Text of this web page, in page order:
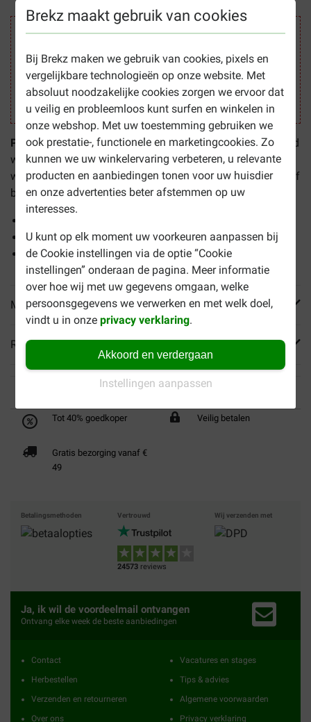
Brekz maakt gebruik van cookies
Bij Brekz maken we gebruik van cookies, pixels en
vergelijkbare technologieën op onze website. Met
absoluut noodzakelijke cookies zorgen we ervoor dat
u veilig en probleemloos kunt surfen en winkelen in
onze webshop. Met uw toestemming gebruiken we
ook prestatie-, functionele en marketingcookies. Zo
kunnen we uw winkelervaring verbeteren, u relevante
producten en aanbiedingen tonen voor uw huisdier
en onze advertenties beter afstemmen op uw
interesses.
U kunt op elk moment uw voorkeuren aanpassen bij
de Cookie instellingen via de optie “Cookie
instellingen” onderaan de pagina. Meer informatie
over hoe wij met uw gegevens omgaan, welke
persoonsgegevens we verwerken en met welk doel,
vindt u in onzeprivacy verklaring.
Akkoord en verdergaan
Instellingen aanpassen
Veilig winkelen
Phytonics Strezz is een aanvullend diervoer dat rustgevend
werkt en helpt om stress te verminderen. Het kan gebruikt
worden tijdens situaties waarin uw dier onrustig, nerveus of
bang is en veroorzaakt geen sufheid.
Tijdens stressvolle situaties
Maakt niet suf
Meer informatie
Reviews
Tot 40% goedkoper Veilig betalen
Gratis bezorging vanaf €
49
Betalingsmethoden Vertrouwd
24573 reviews
Wij verzenden met
Ja, ik wil de voordeelmail ontvangen
Ontvang elke week de beste aanbiedingen
Contact
Herbestellen
Verzenden en retourneren
Over ons
Vacatures en stages
Tips & advies
Algemene voorwaarden
Privacy verklaring